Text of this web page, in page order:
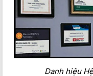
mầu trắng xám vô
kèm với những tính
camera hay bặt tắt
trong công nghệ làm
khá thú vị mà người
Danh hiệu